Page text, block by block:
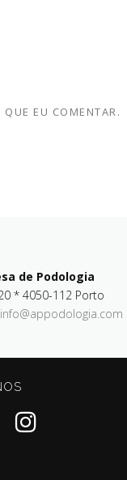
EU COMENTAR.
de Podologia
* 4050-112 Porto
info@appodologia.com